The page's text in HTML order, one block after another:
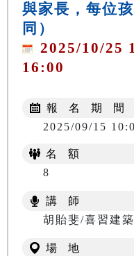
與家長，每位
同）
2025/10/25
16:00
報 名 期 間
2025/09/15
名 額
8
講 師
胡貽斐/喜習建
場 地